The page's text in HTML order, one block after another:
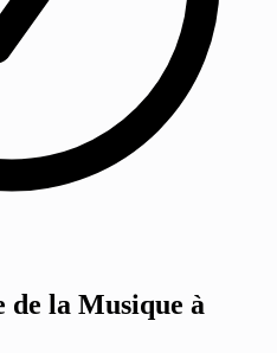
de la Musique à